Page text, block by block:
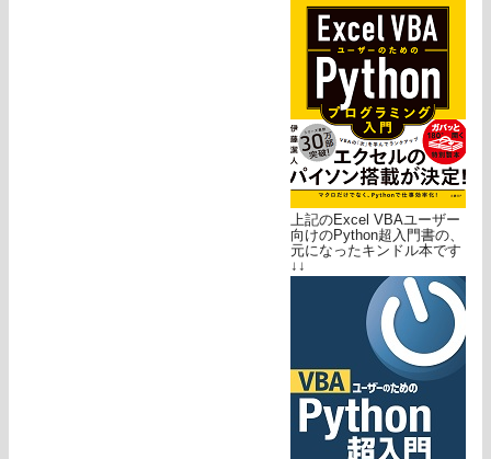
上記のExcel VBAユーザー
向けのPython超入門書の、
元になったキンドル本です
↓↓